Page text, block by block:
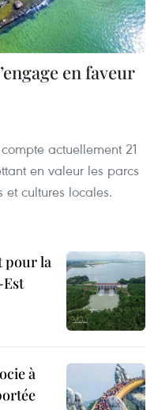
en faveur
actuellement 21
en valeur les parcs
et cultures locales.
pour la
à